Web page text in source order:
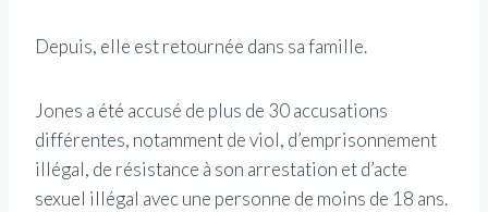
Depuis, elle est retournée dans sa famille.
Jones a été accusé de plus de 30 accusations
différentes, notamment de viol, d’emprisonnement
illégal, de résistance à son arrestation et d’acte
sexuel illégal avec une personne de moins de 18 ans.